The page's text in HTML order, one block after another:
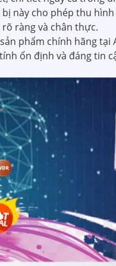
bị này cho phép thu
ràng và chân thực.
sản phẩm chính hãng tại
ổn định và đáng tin